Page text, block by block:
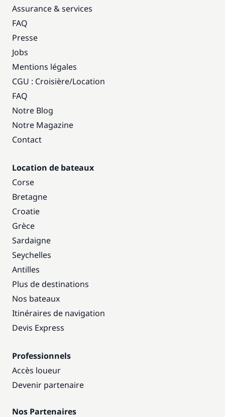
Assurance & services
FAQ
Presse
Jobs
Mentions légales
CGU : Croisière/Location
FAQ
Notre Blog
Notre Magazine
Contact
Location de bateaux
Corse
Bretagne
Croatie
Grèce
Sardaigne
Seychelles
Antilles
Plus de destinations
Nos bateaux
Itinéraires de navigation
Devis Express
Professionnels
Accès loueur
Devenir partenaire
Nos Partenaires